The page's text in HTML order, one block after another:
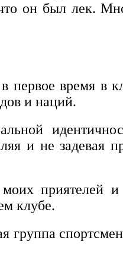
он был лек.
первое время в
и наций.
и не задевая
приятелей и
клубе.
группа